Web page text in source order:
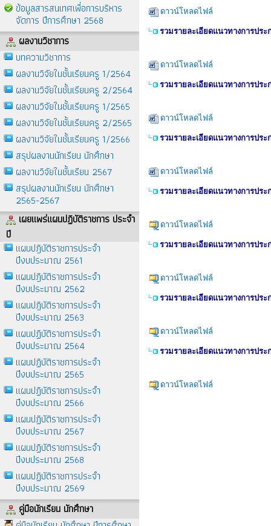
ข้อมูลสารสนเทศเพื่อการบริหาร
จัดการ ปีการศึกษา 2568
ผลงานวิชาการ
บทความวิชาการ
ผลงานวิจัยในชั้นเรียนครู 1/2564
ผลงานวิจัยในชั้นเรียนครู 2/2564
ผลงานวิจัยในชั้นเรียนครู 1/2565
ผลงานวิจัยในชั้นเรียนครู 2/2565
ผลงานวิจัยในชั้นเรียนครู 1/2566
สรุปผลงานนักเรียน นักศึกษา
ผลงานวิจัยในชั้นเรียน 2567
สรุปผลงานนักเรียน นักศึกษา
2565-2567
เผยแพร่แผนปฏิบัติราชการ ประจำ
ปี
แผนปฎิบัติราชการประจำ
ปีงบประมาณ 2561
แผนปฎิบัติราชการประจำ
ปีงบประมาณ 2562
แผนปฎิบัติราชการประจำ
ปีงบประมาณ 2563
แผนปฏิบัติราชการประจำ
ปีงบประมาณ 2564
แผนปฏิบัติราชการประจำ
ปีงบประมาณ 2565
แผนปฏิบัติราชการประจำ
ปีงบประมาณ 2566
แผนปฏิบัติราชการประจำ
ปีงบประมาณ 2567
แผนปฏิบัติราชการประจำ
ปีงบประมาณ 2568
แผนปฏิบัติราชการประจำ
ปีงบประมาณ 2569
คู่มือนักเรียน นักศึกษา
ดาวน์โหลดไฟล์
รวมรายละเอียดแนวทางการปร
ดาวน์โหลดไฟล์
รวมรายละเอียดแนวทางการปร
ดาวน์โหลดไฟล์
รวมรายละเอียดแนวทางการปร
ดาวน์โหลดไฟล์
รวมรายละเอียดแนวทางการปร
ดาวน์โหลดไฟล์
รวมรายละเอียดแนวทางการปร
ดาวน์โหลดไฟล์
รวมรายละเอียดแนวทางการปร
ดาวน์โหลดไฟล์
รวมรายละเอียดแนวทางการปร
ดาวน์โหลดไฟล์